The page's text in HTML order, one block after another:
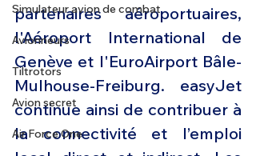
Simulateur avion de combat
Avionneurs
Tiltrotors
Avion secret
Air Force One
partenaires aéroportuaires,
l'Aéroport International de
Genève et l'EuroAirport Bâle-
Mulhouse-Freiburg. easyJet
continue ainsi de contribuer à
la connectivité et l’emploi